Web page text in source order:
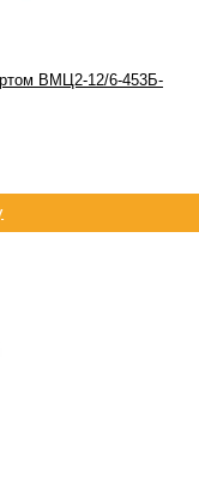
ВМЦ2-12/6-453Б-